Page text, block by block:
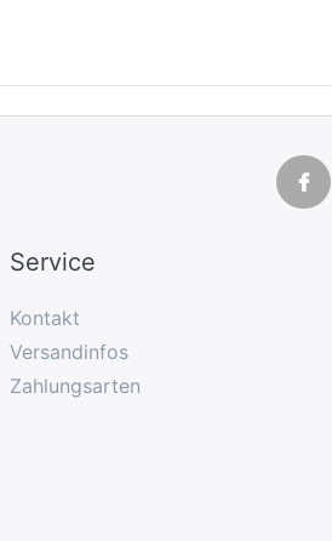
Service
Kontakt
Versandinfos
Zahlungsarten